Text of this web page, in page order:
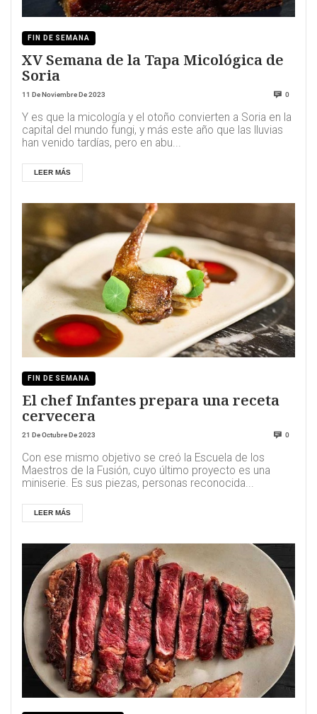
FIN DE SEMANA
XV Semana de la Tapa Micológica de
Soria
11 De Noviembre De 2023 0
Y es que la micología y el otoño convierten a Soria en la
capital del mundo fungi, y más este año que las lluvias
han venido tardías, pero en abu...
LEER MÁS
FIN DE SEMANA
El chef Infantes prepara una receta
cervecera
21 De Octubre De 2023 0
Con ese mismo objetivo se creó la Escuela de los
Maestros de la Fusión, cuyo último proyecto es una
miniserie. Es sus piezas, personas reconocida...
LEER MÁS